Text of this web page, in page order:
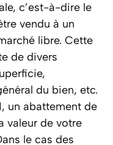
c’est-à-dire le
vendu à un
libre. Cette
de divers
du bien, etc.
un abattement de
valeur de votre
le cas des